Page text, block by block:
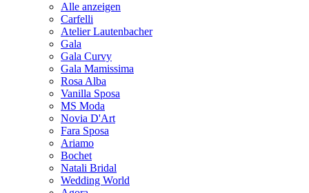
Alle anzeigen
Carfelli
Atelier Lautenbacher
Gala
Gala Curvy
Gala Mamissima
Rosa Alba
Vanilla Sposa
MS Moda
Novia D'Art
Fara Sposa
Ariamo
Bochet
Natali Bridal
Wedding World